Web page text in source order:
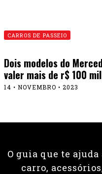
CARROS DE PASSEIO
Dois modelos do
valer mais de r$ 100
14 • NOVEMBRO • 2023
O guia que te
carro,